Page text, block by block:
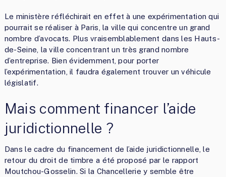
Le ministère réfléchirait en effet à une expérimentation qui
pourrait se réaliser à Paris, la ville qui concentre un grand
nombre d’avocats. Plus vraisemblablement dans les Hauts-
de-Seine, la ville concentrant un très grand nombre
d’entreprise. Bien évidemment, pour porter
l’expérimentation, il faudra également trouver un véhicule
législatif.
Mais comment financer l’aide
juridictionnelle ?
Dans le cadre du financement de l’aide juridictionnelle, le
retour du droit de timbre a été proposé par le rapport
Moutchou-Gosselin. Si la Chancellerie y semble être